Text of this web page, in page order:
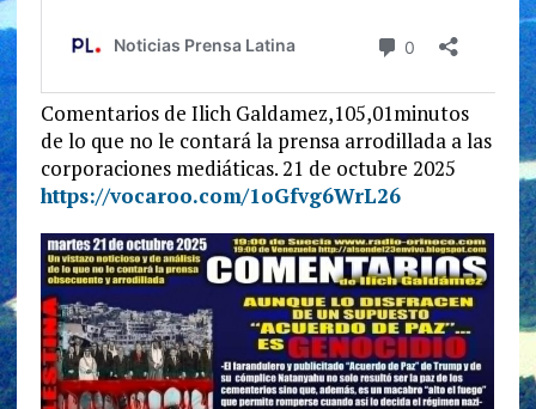
Comentarios de Ilich Galdamez,105,01minutos
de lo que no le contará la prensa arrodillada a las
corporaciones mediáticas. 21 de octubre 2025
https://vocaroo.com/1oGfvg6WrL26